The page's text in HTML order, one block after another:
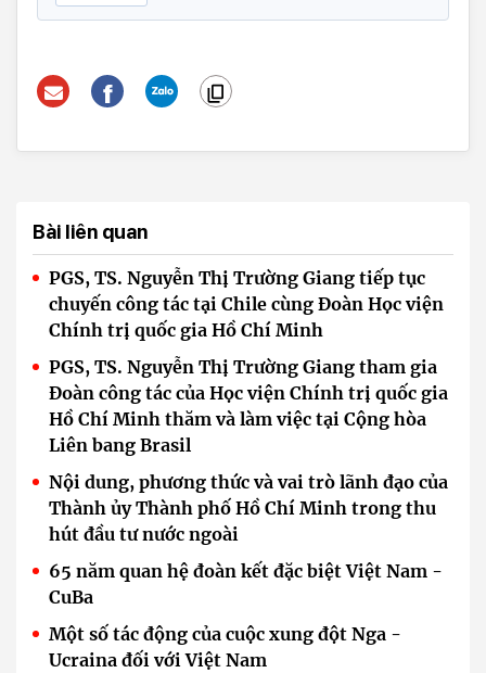
Bài liên quan
PGS, TS. Nguyễn Thị Trường Giang tiếp tục
chuyến công tác tại Chile cùng Đoàn Học viện
Chính trị quốc gia Hồ Chí Minh
PGS, TS. Nguyễn Thị Trường Giang tham gia
Đoàn công tác của Học viện Chính trị quốc gia
Hồ Chí Minh thăm và làm việc tại Cộng hòa
Liên bang Brasil
Nội dung, phương thức và vai trò lãnh đạo của
Thành ủy Thành phố Hồ Chí Minh trong thu
hút đầu tư nước ngoài
65 năm quan hệ đoàn kết đặc biệt Việt Nam -
CuBa
Một số tác động của cuộc xung đột Nga -
Ucraina đối với Việt Nam